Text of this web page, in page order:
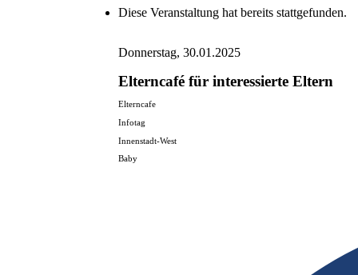
Diese Veranstaltung hat bereits stattgefunden.
Donnerstag, 30.01.2025
Elterncafé für interessierte Eltern
Elterncafe
Infotag
Innenstadt-West
Baby